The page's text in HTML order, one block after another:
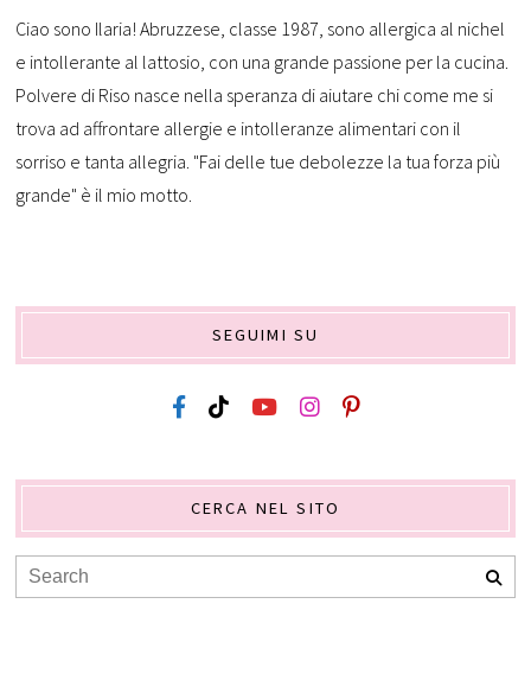
Ciao sono Ilaria! Abruzzese, classe 1987, sono allergica al nichel
e intollerante al lattosio, con una grande passione per la cucina.
Polvere di Riso nasce nella speranza di aiutare chi come me si
trova ad affrontare allergie e intolleranze alimentari con il
sorriso e tanta allegria. "Fai delle tue debolezze la tua forza più
grande" è il mio motto.
SEGUIMI SU
CERCA NEL SITO